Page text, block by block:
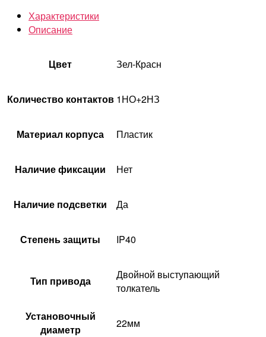
Характеристики
Описание
Цвет Зел-Красн
Количество контактов 1НО+2НЗ
Материал корпуса Пластик
Наличие фиксации Нет
Наличие подсветки Да
Степень защиты IP40
Тип привода
Двойной выступающий
толкатель
Установочный
диаметр
22мм